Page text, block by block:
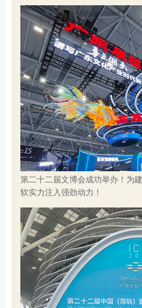
第二十二届文博会成功举办！为
软实力注入强劲动力！